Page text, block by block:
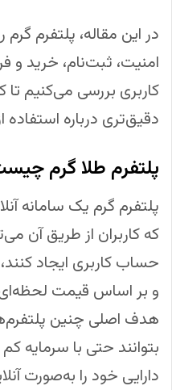
در این مقاله، پلتفرم گرم
امنیت، ثبت‌نام، خرید و
کاربری بررسی می‌کنیم تا
دقیق‌تری درباره استفاده
پلتفرم طلا گرم
پلتفرم گرم یک سامانه
که کاربران از طریق آن
حساب کاربری ایجاد
و بر اساس قیمت لحظه‌ای
هدف اصلی چنین
بتوانند حتی با سرمایه کم
دارایی خود را به‌صورت